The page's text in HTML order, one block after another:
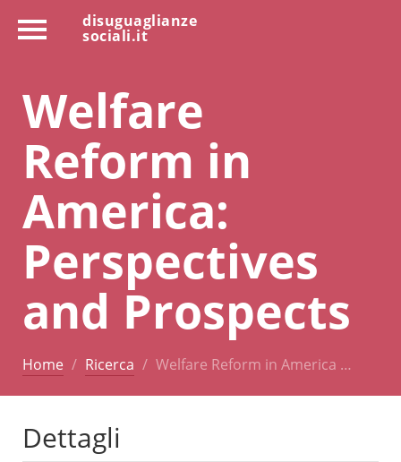
disuguaglianze
sociali.it
Welfare
Reform in
America:
Perspectives
and Prospects
Home Ricerca Welfare Reform in America …
Dettagli